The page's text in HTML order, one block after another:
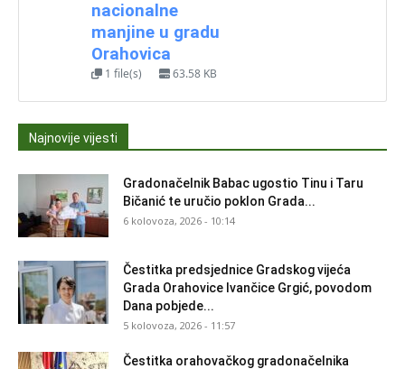
nacionalne
manjine u gradu
Orahovica
1 file(s) 63.58 KB
Najnovije vijesti
Gradonačelnik Babac ugostio Tinu i Taru
Bičanić te uručio poklon Grada...
6 kolovoza, 2026 - 10:14
Čestitka predsjednice Gradskog vijeća
Grada Orahovice Ivančice Grgić, povodom
Dana pobjede...
5 kolovoza, 2026 - 11:57
Čestitka orahovačkog gradonačelnika